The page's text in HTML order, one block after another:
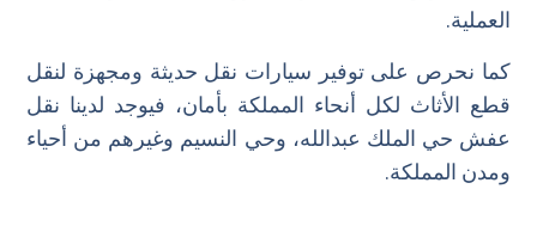
العملية.
كما نحرص على توفير سيارات نقل حديثة ومجهزة لنقل
قطع الأثاث لكل أنحاء المملكة بأمان، فيوجد لدينا نقل
عفش حي الملك عبدالله، وحي النسيم وغيرهم من أحياء
ومدن المملكة.